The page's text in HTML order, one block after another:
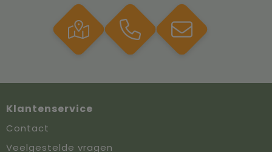
Klantenservice
Contact
Veelgestelde vragen